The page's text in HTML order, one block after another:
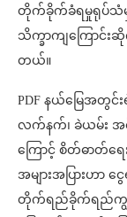
တိုက်ခိုက်ခံရမှုရုပ်သံမှ
သိက္ခာကျကြောင်း
တယ်။
PDF နယ်မြေအတွ
လက်နက်၊ ခဲယမ်း အ
ကြောင့် စိတ်ဓာတ်ရ
အများအပြားဟာ
တိုက်ရည်ခိုက်ရည်ကျွမ်